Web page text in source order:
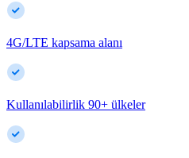
4G/LTE kapsama alanı
Kullanılabilirlik 90+ ülkeler